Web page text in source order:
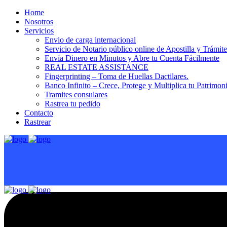
Home
Nosotros
Servicios
Envio de carga internacional
Servicio de Notario público online de Apostilla y
Envía Dinero en Minutos y Abre tu Cuenta Fácilmente
REAL ESTATE ASSISTANCE
Fingerprinting – Toma de Huellas Dactilares.
Banco Infinito – Crece, Protege y Multiplica tu
Tramites consulares
Rastrea tu pedido
Contacto
Rastrear